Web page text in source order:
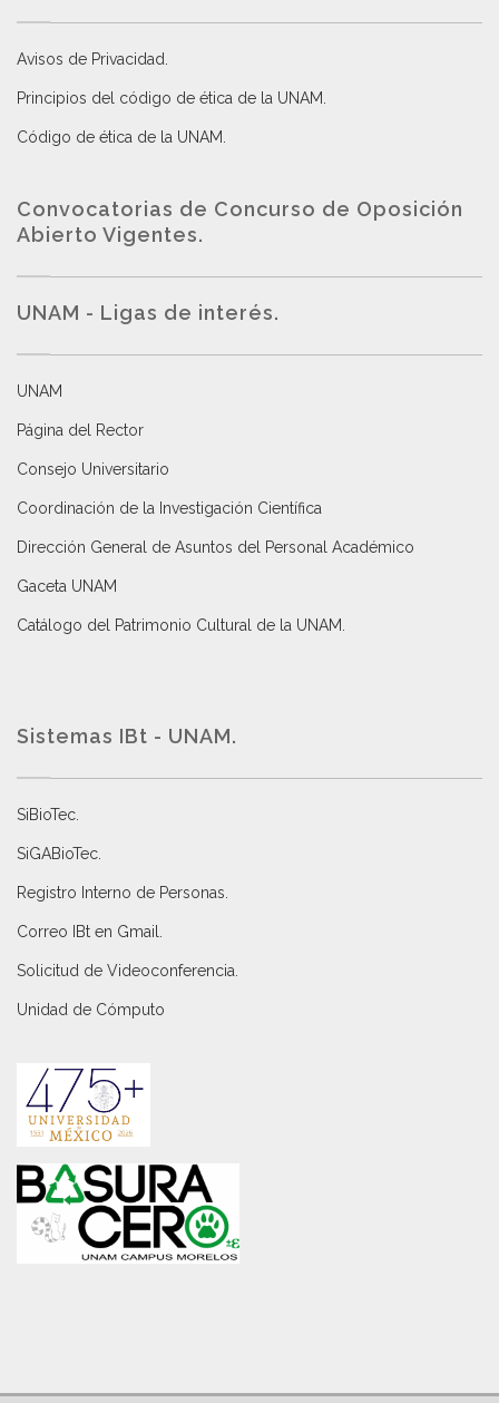
Avisos de Privacidad
Principios del código de ética de la UNAM
Código de ética de la UNAM
Convocatorias de Concurso de Oposición
Abierto Vigentes.
UNAM - Ligas de interés.
UNAM
Página del Rector
Consejo Universitario
Coordinación de la Investigación Científica
Dirección General de Asuntos del Personal Académico
Gaceta UNAM
Catálogo del Patrimonio Cultural de la UNAM.
Sistemas IBt - UNAM.
SiBioTec
SiGABioTec.
Registro Interno de Personas
Correo IBt en Gmail
Solicitud de Videoconferencia.
Unidad de Cómputo